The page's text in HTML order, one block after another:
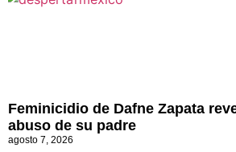
Feminicidio de Dafne Zapata
abuso de su padre
agosto 7, 2026